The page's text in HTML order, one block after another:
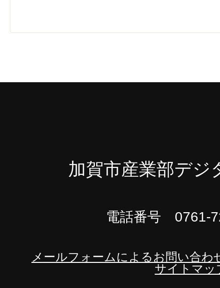
加賀市産業部デジ
電話番号 0761-
メールフォームによるお問い合わ
サイトマッ